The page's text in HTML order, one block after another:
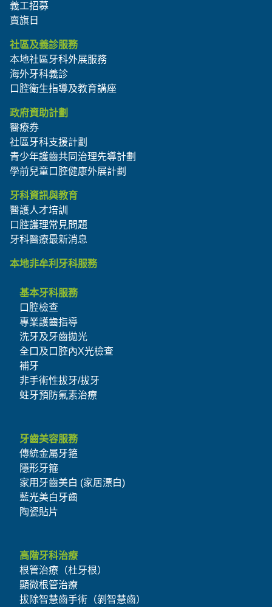
義工招募
賣旗日
社區及義診服務
本地社區牙科外展服務
海外牙科義診
口腔衛生指導及教育講座
政府資助計劃
醫療券
社區牙科支援計劃
青少年護齒共同治理先導計劃
學前兒童口腔健康外展計劃
牙科資訊與教育
醫護人才培訓
口腔護理常見問題
牙科醫療最新消息
本地非牟利牙科服務
基本牙科服務
口腔檢查
專業護齒指導
洗牙及牙齒拋光
全口及口腔內X光檢查
補牙
非手術性拔牙/拔牙
蛀牙預防氟素治療
牙齒美容服務
傳統金屬牙箍
隱形牙箍
家用牙齒美白 (家居漂白)
藍光美白牙齒
陶瓷貼片
高階牙科治療
根管治療（杜牙根）
顯微根管治療
拔除智慧齒手術（剝智慧齒）